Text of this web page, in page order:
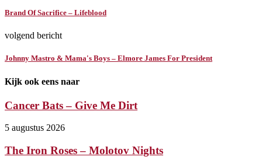
Brand Of Sacrifice – Lifeblood
volgend bericht
Johnny Mastro & Mama's Boys – Elmore James For President
Kijk ook eens naar
Cancer Bats – Give Me Dirt
5 augustus 2026
The Iron Roses – Molotov Nights